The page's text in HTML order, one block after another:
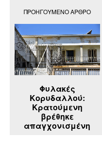
ΠΡΟΗΓΟΎΜΕΝΟ ΆΡΘΡΟ
Φυλακές
Κορυδαλλού:
Κρατούμενη
βρέθηκε
απαγχονισμένη